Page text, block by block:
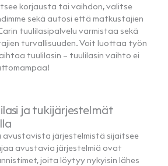
korjausta tai vaihdon, valitse
sekä autosi että matkustajien
tuulilasipalvelu varmistaa sekä
turvallisuuden. Voit luottaa työn
tuulilasin – tuulilasin vaihto ei
ja tukijärjestelmät
avustavista järjestelmistä sijaitsee
avustavia järjestelmiä ovat
joita löytyy nykyisin lähes